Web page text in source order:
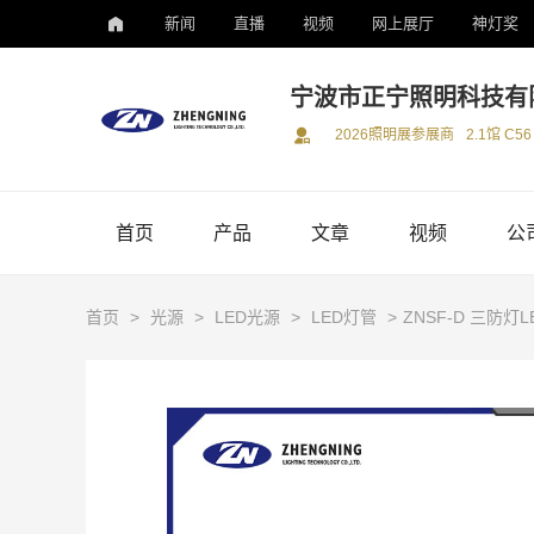
新闻 直播 视频 网上展厅 神灯奖
宁波市正宁照明科技
2026照明展参展商 2.1馆 C56
首页 产品 文章 视频 公
首页 > 光源 > LED光源 > LED灯管 > ZNSF-D 三防灯